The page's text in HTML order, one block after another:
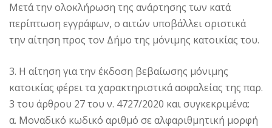
Μετά την ολοκλήρωση της ανάρτησης των κατά
περίπτωση εγγράφων, ο αιτών υποβάλλει οριστικά
την αίτηση προς τον Δήμο της μόνιμης κατοικίας του.
3. Η αίτηση για την έκδοση βεβαίωσης μόνιμης
κατοικίας φέρει τα χαρακτηριστικά ασφαλείας της παρ.
3 του άρθρου 27 του ν. 4727/2020 και συγκεκριμένα:
α. Μοναδικό κωδικό αριθμό σε αλφαριθμητική μορφή